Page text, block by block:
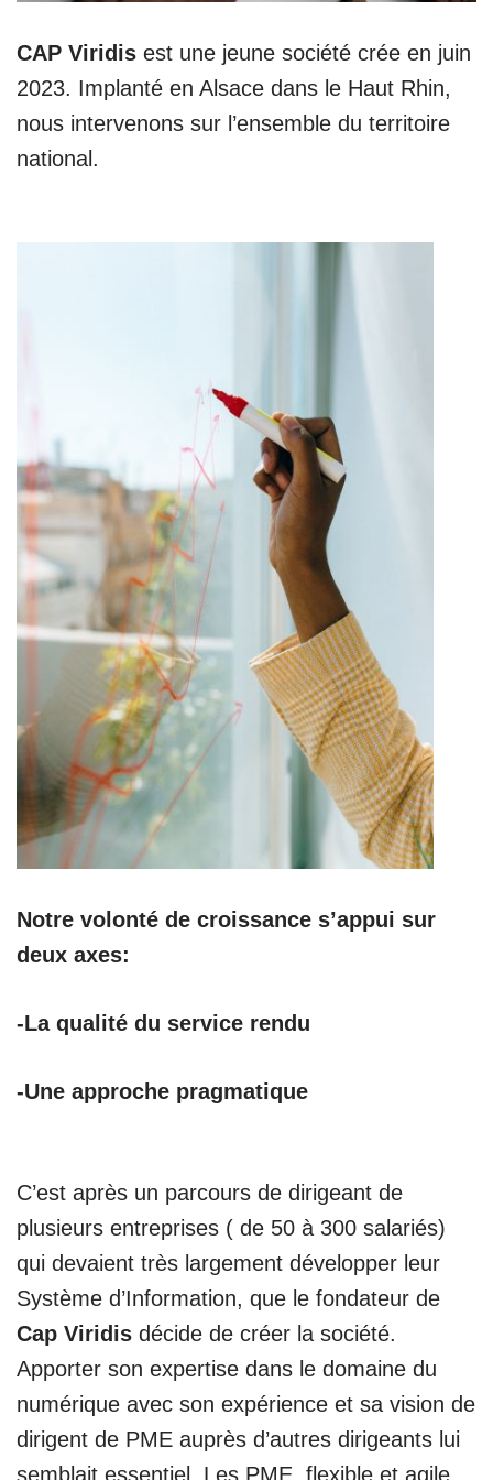
CAP Viridis est une jeune société crée en juin
2023. Implanté en Alsace dans le Haut Rhin,
nous intervenons sur l’ensemble du territoire
national.
Notre volonté de croissance s’appui sur
deux axes:
-La qualité du service rendu
-Une approche pragmatique
C’est après un parcours de dirigeant de
plusieurs entreprises ( de 50 à 300 salariés)
qui devaient très largement développer leur
Système d’Information, que le fondateur de
Cap Viridis décide de créer la société.
Apporter son expertise dans le domaine du
numérique avec son expérience et sa vision de
dirigent de PME auprès d’autres dirigeants lui
semblait essentiel. Les PME, flexible et agile